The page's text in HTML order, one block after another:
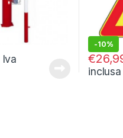
da €3,49 a €34,49
essere scelte nella
Iva
-10%
€
29,99
inclusa